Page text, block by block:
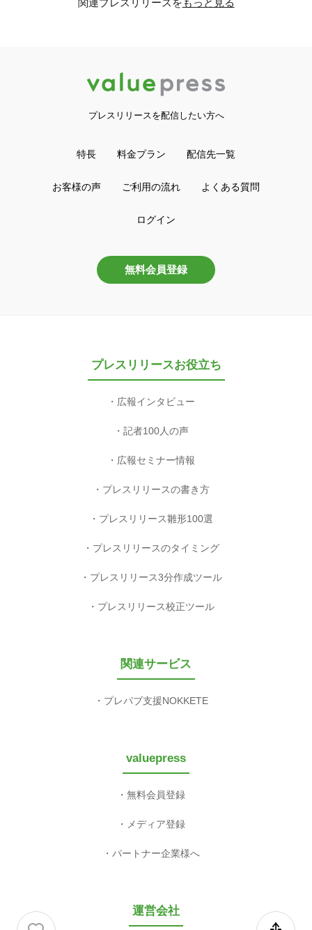
関連プレスリリースをもっと見る
プレスリリースを配信したい方へ
特長 料金プラン 配信先一覧
お客様の声 ご利用の流れ よくある質問
ログイン
無料会員登録
プレスリリースお役立ち
広報インタビュー
記者100人の声
広報セミナー情報
プレスリリースの書き方
プレスリリース雛形100選
プレスリリースのタイミング
プレスリリース3分作成ツール
プレスリリース校正ツール
関連サービス
プレパブ支援NOKKETE
valuepress
無料会員登録
メディア登録
パートナー企業様へ
運営会社